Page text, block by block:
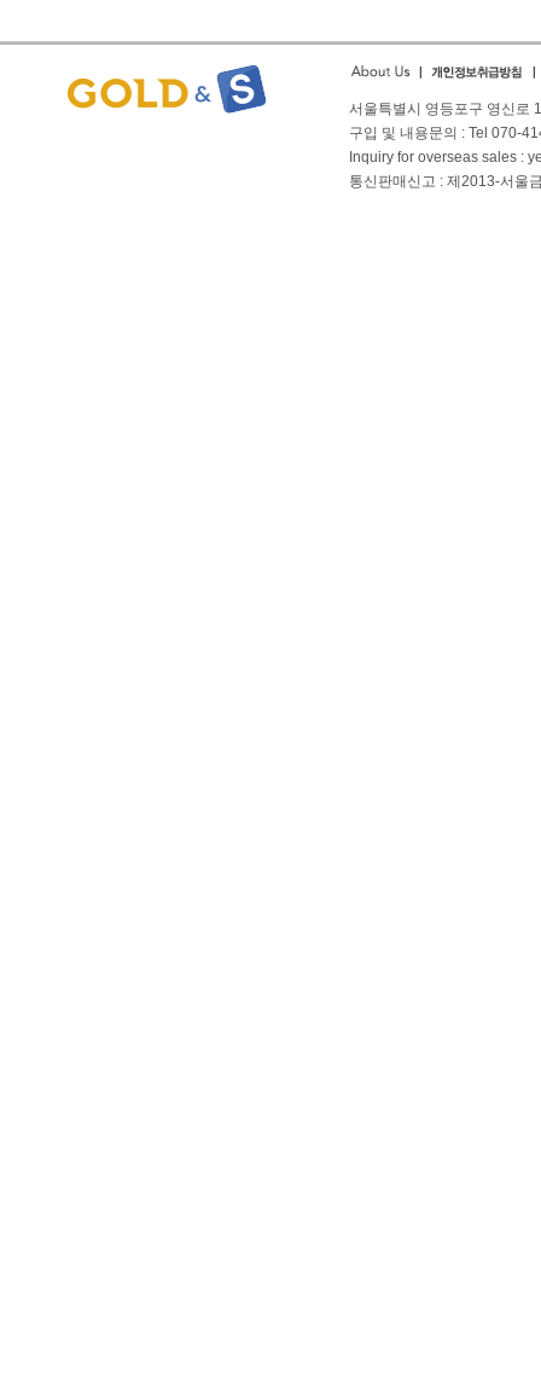
서울특별시 영등포구 영신로
구입 및 내용문의 : Tel 070-
Inquiry for overseas sales :
통신판매신고 : 제2013-서울